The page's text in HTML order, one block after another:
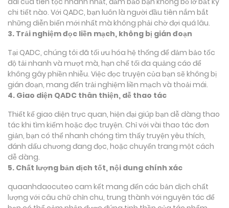
chi tiết nào. Với QADC, bạn luôn là người đầu tiên nắm bắt
những diễn biến mới nhất mà không phải chờ đợi quá lâu.
3. Trải nghiệm đọc liền mạch, không bị gián đoạn
Tại QADC, chúng tôi đã tối ưu hóa hệ thống để đảm bảo tốc
độ tải nhanh và mượt mà, hạn chế tối đa quảng cáo để
không gây phiền nhiễu. Việc đọc truyện của bạn sẽ không bị
gián đoạn, mang đến trải nghiệm liền mạch và thoải mái.
4. Giao diện QADC thân thiện, dễ thao tác
Thiết kế giao diện trực quan, hiện đại giúp bạn dễ dàng thao
tác khi tìm kiếm hoặc đọc truyện. Chỉ với vài thao tác đơn
giản, bạn có thể nhanh chóng tìm thấy truyện yêu thích,
đánh dấu chương đang đọc, hoặc chuyển trang một cách
dễ dàng.
5. Chất lượng bản dịch tốt, nội dung chính xác
quaanhdaocuteo cam kết mang đến các bản dịch chất
lượng với câu chữ chỉn chu, trung thành với nguyên tác để